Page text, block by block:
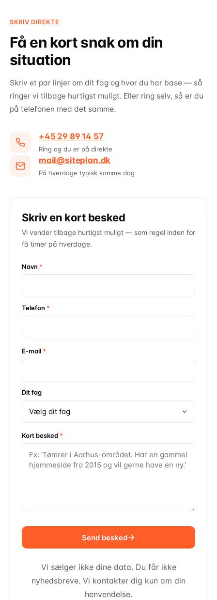
SKRIV DIREKTE
Få en kort snak om din
situation
Skriv et par linjer om dit fag og hvor du har base — så
ringer vi tilbage hurtigst muligt. Eller ring selv, så er du
på telefonen med det samme.
+45 29 89 14 57
Ring og du er på direkte
mail@siteplan.dk
På hverdage typisk samme dag
Skriv en kort besked
Vi vender tilbage hurtigst muligt — som regel inden for
få timer på hverdage.
Navn *
Telefon *
E-mail *
Dit fag
Kort besked *
Send besked
Vi sælger ikke dine data. Du får ikke
nyhedsbreve. Vi kontakter dig kun om din
henvendelse.